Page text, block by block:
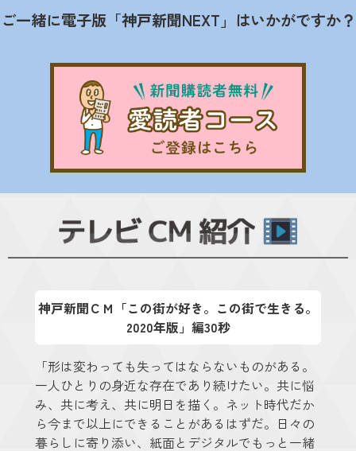
ご一緒に電子版「神戸新聞NEXT」はいかがですか？
神戸新聞ＣＭ「この街が好き。この街で生きる。
2020年版」編30秒
「形は変わっても失ってはならないものがある。
一人ひとりの身近な存在であり続けたい。共に悩
み、共に考え、共に明日を描く。ネット時代だか
ら今まで以上にできることがあるはずだ。日々の
暮らしに寄り添い、紙面とデジタルでもっと一緒